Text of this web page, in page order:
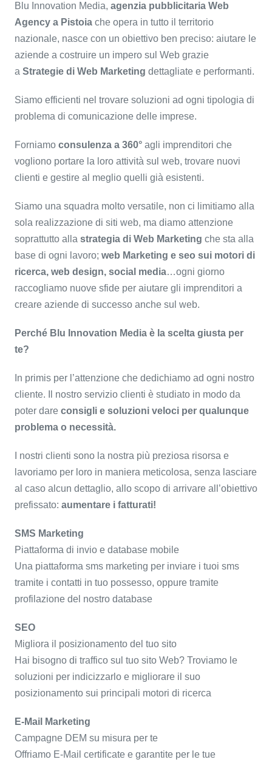
Blu Innovation Media, agenzia pubblicitaria Web
Agency a Pistoia che opera in tutto il territorio
nazionale, nasce con un obiettivo ben preciso: aiutare le
aziende a costruire un impero sul Web grazie
a Strategie di Web Marketing dettagliate e performanti.
Siamo efficienti nel trovare soluzioni ad ogni tipologia di
problema di comunicazione delle imprese.
Forniamo consulenza a 360° agli imprenditori che
vogliono portare la loro attività sul web, trovare nuovi
clienti e gestire al meglio quelli già esistenti.
Siamo una squadra molto versatile, non ci limitiamo alla
sola realizzazione di siti web, ma diamo attenzione
soprattutto alla strategia di Web Marketing che sta alla
base di ogni lavoro; web Marketing e seo sui motori di
ricerca, web design, social media…ogni giorno
raccogliamo nuove sfide per aiutare gli imprenditori a
creare aziende di successo anche sul web.
Perché Blu Innovation Media è la scelta giusta per
te?
In primis per l’attenzione che dedichiamo ad ogni nostro
cliente. Il nostro servizio clienti è studiato in modo da
poter dare consigli e soluzioni veloci per qualunque
problema o necessità.
I nostri clienti sono la nostra più preziosa risorsa e
lavoriamo per loro in maniera meticolosa, senza lasciare
al caso alcun dettaglio, allo scopo di arrivare all’obiettivo
prefissato: aumentare i fatturati!
SMS Marketing
Piattaforma di invio e database mobile
Una piattaforma sms marketing per inviare i tuoi sms
tramite i contatti in tuo possesso, oppure tramite
profilazione del nostro database
SEO
Migliora il posizionamento del tuo sito
Hai bisogno di traffico sul tuo sito Web? Troviamo le
soluzioni per indicizzarlo e migliorare il suo
posizionamento sui principali motori di ricerca
E-Mail Marketing
Campagne DEM su misura per te
Offriamo E-Mail certificate e garantite per le tue